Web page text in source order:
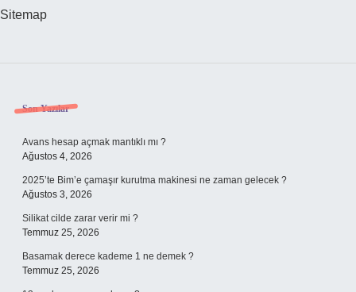
Sitemap
Sidebar
Son Yazılar
Avans hesap açmak mantıklı mı ?
Ağustos 4, 2026
2025’te Bim’e çamaşır kurutma makinesi ne zaman gelecek ?
Ağustos 3, 2026
Silikat cilde zarar verir mi ?
Temmuz 25, 2026
Basamak derece kademe 1 ne demek ?
Temmuz 25, 2026